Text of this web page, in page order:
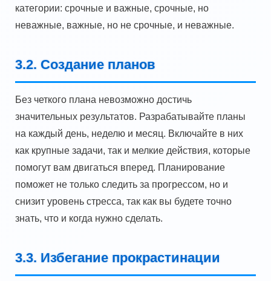
категории: срочные и важные, срочные, но
неважные, важные, но не срочные, и неважные.
3.2. Создание планов
Без четкого плана невозможно достичь
значительных результатов. Разрабатывайте планы
на каждый день, неделю и месяц. Включайте в них
как крупные задачи, так и мелкие действия, которые
помогут вам двигаться вперед. Планирование
поможет не только следить за прогрессом, но и
снизит уровень стресса, так как вы будете точно
знать, что и когда нужно сделать.
3.3. Избегание прокрастинации